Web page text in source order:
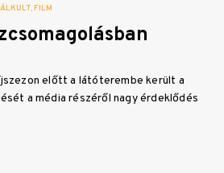
FILM
előtt a látóterembe került a
a média részéről nagy érdeklődés